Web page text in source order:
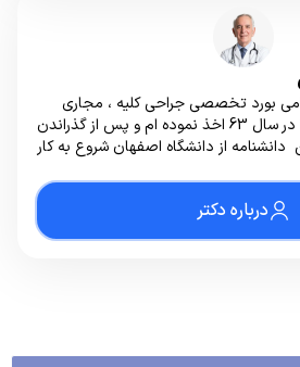
بورد تخصصی جراحی کلیه ، مجاری
ادراری و ناباروری مردان را در سال 63 اخذ نموده ام و پس از گذراندن
از دانشگاه اصفهان شروع به کار
درباره دکتر